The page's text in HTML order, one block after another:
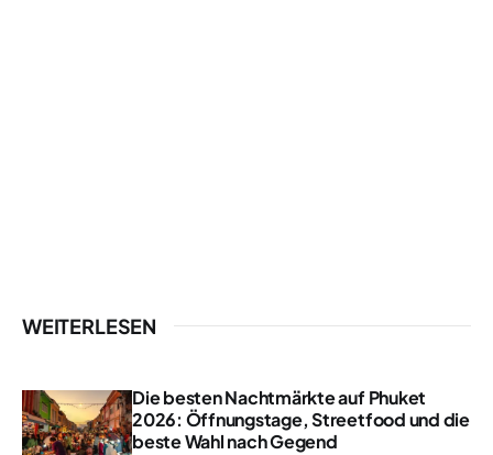
WEITERLESEN
Die besten Nachtmärkte auf Phuket
2026: Öffnungstage, Streetfood und die
beste Wahl nach Gegend